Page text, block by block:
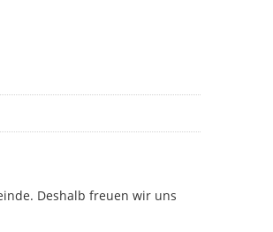
Deshalb freuen wir uns